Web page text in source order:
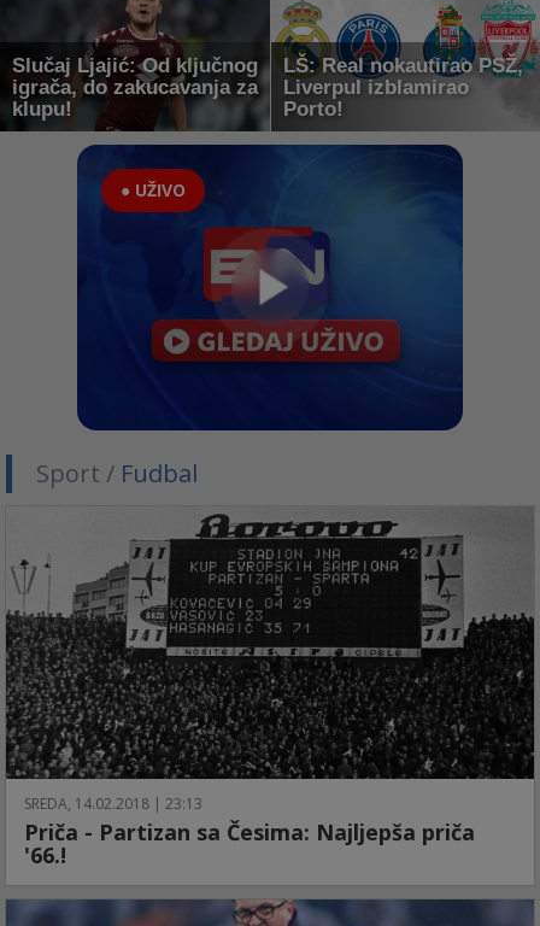
Slučaj Ljajić: Od ključnog
igrača, do zakucavanja za
klupu!
LŠ: Real nokautirao PSŽ,
Liverpul izblamirao
Porto!
● UŽIVO
Sport / Fudbal
SREDA, 14.02.2018 | 23:13
Priča - Partizan sa Česima: Najljepša priča
'66.!